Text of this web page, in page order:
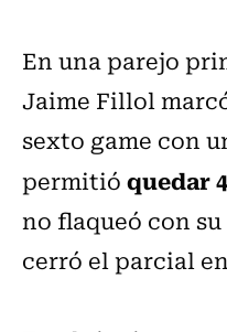
En una parejo
Jaime Fillol
sexto game con
permitióquedar
no flaqueó con
cerró el parcial